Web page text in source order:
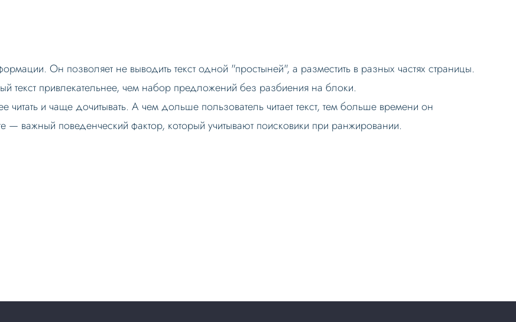
Он позволяет не выводить текст одной "простыней", а разместить в разных частях страницы.
текст привлекательнее, чем набор предложений без разбиения на блоки.
читать и чаще дочитывать. А чем дольше пользователь читает текст, тем больше времени он
— важный поведенческий фактор, который учитывают поисковики при ранжировании.